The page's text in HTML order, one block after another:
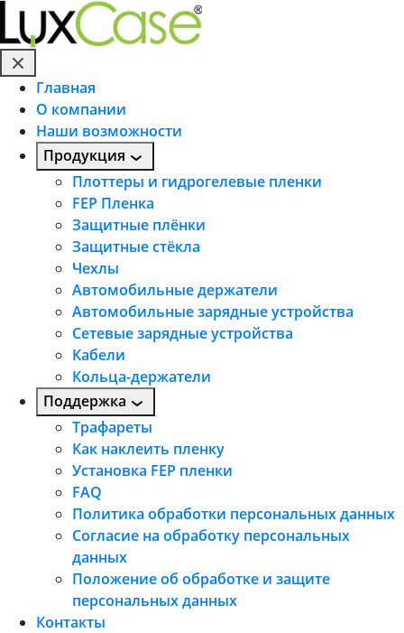
Главная
О компании
Наши возможности
Продукция
Плоттеры и гидрогелевые пленки
FEP Пленка
Защитные плёнки
Защитные стёкла
Чехлы
Автомобильные держатели
Автомобильные зарядные устройства
Сетевые зарядные устройства
Кабели
Кольца-держатели
Поддержка
Трафареты
Как наклеить пленку
Установка FEP пленки
FAQ
Политика обработки персональных данных
Согласие на обработку персональных
данных
Положение об обработке и защите
персональных данных
Контакты